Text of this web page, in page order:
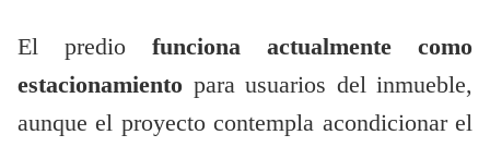
El predio funciona actualmente como
estacionamiento para usuarios del inmueble,
aunque el proyecto contempla acondicionar el